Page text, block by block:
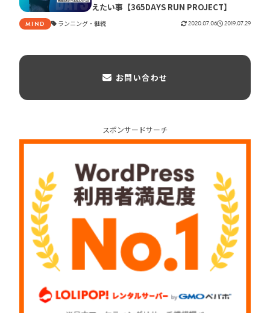
えたい事【365DAYS RUN PROJECT】
MIND ランニング 継続 2020.07.06 2019.07.29
お問い合わせ
スポンサードサーチ